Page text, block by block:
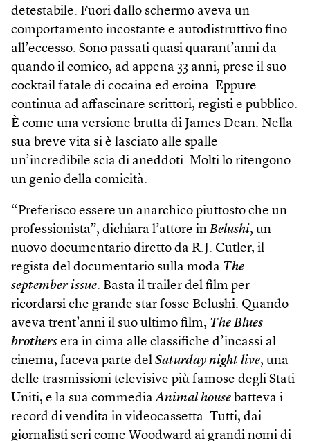
detestabile. Fuori dallo schermo aveva un
comportamento incostante e autodistruttivo fino
all’eccesso. Sono passati quasi quarant’anni da
quando il comico, ad appena 33 anni, prese il suo
cocktail fatale di cocaina ed eroina. Eppure
continua ad affascinare scrittori, registi e pubblico.
È come una versione brutta di James Dean. Nella
sua breve vita si è lasciato alle spalle
un’incredibile scia di aneddoti. Molti lo ritengono
un genio della comicità.
“Preferisco essere un anarchico piuttosto che un
professionista”, dichiara l’attore in Belushi, un
nuovo documentario diretto da R.J. Cutler, il
regista del documentario sulla moda The
september issue. Basta il trailer del film per
ricordarsi che grande star fosse Belushi. Quando
aveva trent’anni il suo ultimo film, The Blues
broth­ers era in cima alle classifiche d’incassi al
cinema, faceva parte del Saturday night live, una
delle trasmissioni televisive più famose degli Stati
Uniti, e la sua commediaAnimal house batteva i
record di vendita in videocassetta. Tutti, dai
giornalisti seri come Woodward ai grandi nomi di